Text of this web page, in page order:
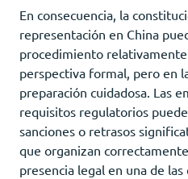
En consecuencia, la
representación en China
procedimiento
perspectiva formal, pero en
preparación cuidadosa. Las
requisitos regulatorios
sanciones o retrasos
que organizan
presencia legal en una de las